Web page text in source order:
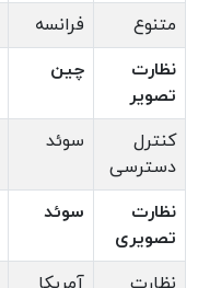
متنوع
فرانسه
نظارت
تصویر
چین
کنترل
دسترسی
سوئد
نظارت
تصویری
سوئد